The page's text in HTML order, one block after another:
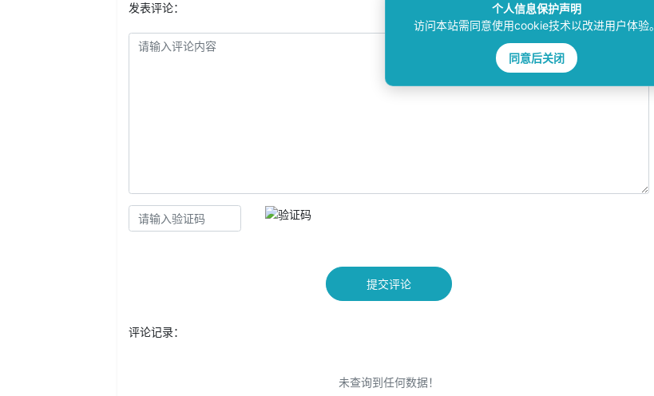
发表评论：
提交评论
评论记录：
未查询到任何数据！
个人信息保护声明
访问本站需同意使用cookie技术以改进用户体验。
同意后关闭